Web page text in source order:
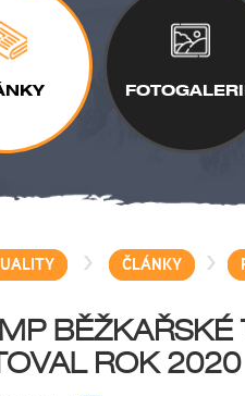
> ČLÁNKY >
ROK 2020